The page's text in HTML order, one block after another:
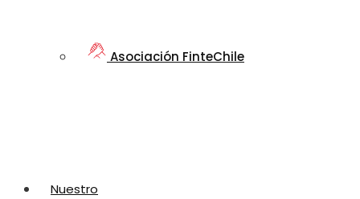
Asociación FinteChile
Nuestro